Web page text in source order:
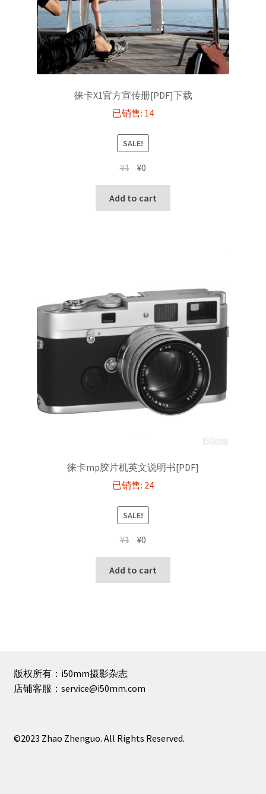
徕卡X1官方宣传册[PDF]下载
已销售: 14
SALE!
¥1 Original
was:
¥1.
¥0
is:
¥0.
Add to cart
徕卡mp胶片机英文说明书[PDF]
已销售: 24
SALE!
¥1 Original
was:
¥1.
¥0
is:
¥0.
Add to cart
版权所有：i50mm摄影杂志
店铺客服：service@i50mm.com
©2023 Zhao Zhenguo. All Rights Reserved.